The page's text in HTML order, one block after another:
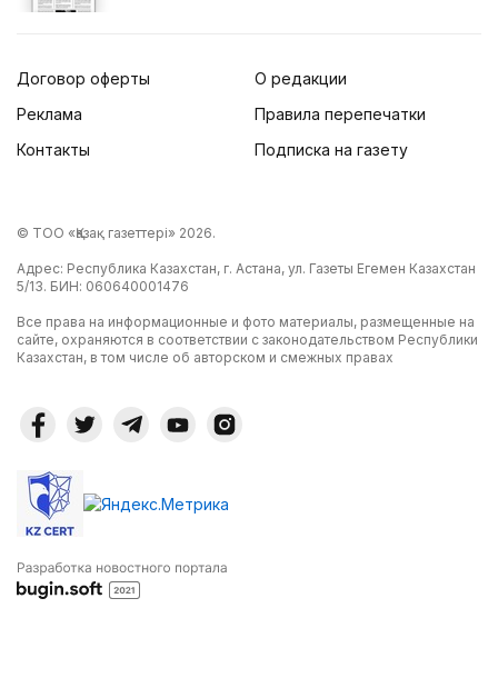
Договор оферты
Реклама
Контакты
О редакции
Правила перепечатки
Подписка на газету
© ТОО «Қазақ газеттері» 2026.
Адрес: Республика Казахстан, г. Астана, ул. Газеты Егемен Казахстан
5/13. БИН: 060640001476
Все права на информационные и фото материалы, размещенные на
сайте, охраняются в соответствии с законодательством Республики
Казахстан, в том числе об авторском и смежных правах